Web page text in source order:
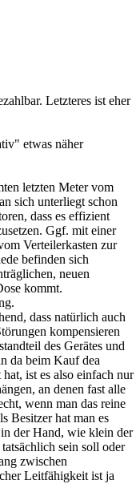
Letzteres ist eher
etwas näher
letzten Meter vom
sich unterliegt schon
dass es effizient
Ggf. mit einer
Verteilerkasten zur
befinden sich
neuen
kommt.
dass natürlich auch
kompensieren
des Gerätes und
da beim Kauf dea
ist es also einfach nur
an denen fast alle
wenn man das reine
Besitzer hat man es
der Hand, wie klein der
sein soll oder
zwischen
Leitfähigkeit ist ja